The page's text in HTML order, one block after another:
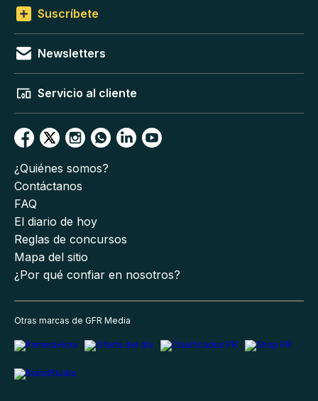
Suscríbete
Newsletters
Servicio al cliente
¿Quiénes somos?
Contáctanos
FAQ
El diario de hoy
Reglas de concursos
Mapa del sitio
¿Por qué confiar en nosotros?
Otras marcas de GFR Media